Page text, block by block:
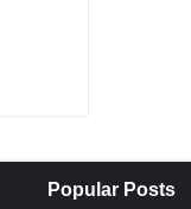
Popular Posts